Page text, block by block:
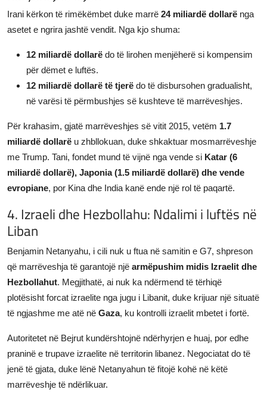
Irani kërkon të rimëkëmbet duke marrë 24 miliardë dollarë nga
asetet e ngrira jashtë vendit. Nga kjo shuma:
12 miliardë dollarë do të lirohen menjëherë si kompensim
për dëmet e luftës.
12 miliardë dollarë të tjerë do të disbursohen gradualisht,
në varësi të përmbushjes së kushteve të marrëveshjes.
Për krahasim, gjatë marrëveshjes së vitit 2015, vetëm 1.7
miliardë dollarë u zhbllokuan, duke shkaktuar mosmarrëveshje
me Trump. Tani, fondet mund të vijnë nga vende si Katar (6
miliardë dollarë), Japonia (1.5 miliardë dollarë) dhe vende
evropiane, por Kina dhe India kanë ende një rol të paqartë.
4. Izraeli dhe Hezbollahu: Ndalimi i luftës në
Liban
Benjamin Netanyahu, i cili nuk u ftua në samitin e G7, shpreson
që marrëveshja të garantojë një armëpushim midis Izraelit dhe
Hezbollahut. Megjithatë, ai nuk ka ndërmend të tërhiqë
plotësisht forcat izraelite nga jugu i Libanit, duke krijuar një situatë
të ngjashme me atë në Gaza, ku kontrolli izraelit mbetet i fortë.
Autoritetet në Bejrut kundërshtojnë ndërhyrjen e huaj, por edhe
praninë e trupave izraelite në territorin libanez. Negociatat do të
jenë të gjata, duke lënë Netanyahun të fitojë kohë në këtë
marrëveshje të ndërlikuar.